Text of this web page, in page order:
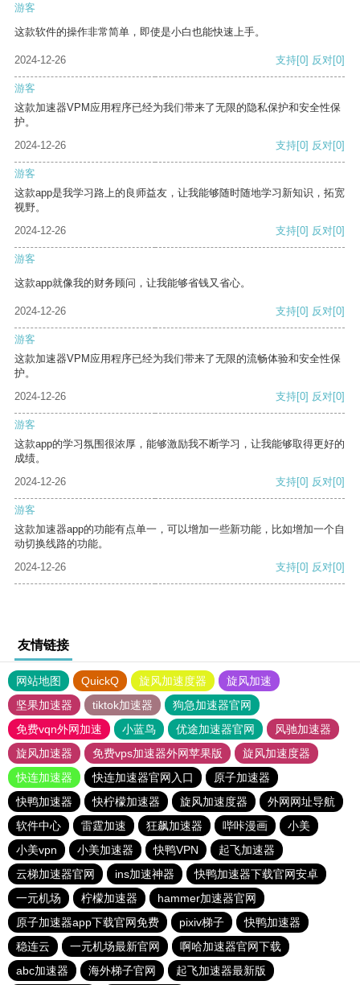
游客
这款软件的操作非常简单，即使是小白也能快速上手。
2024-12-26 支持[0] 反对[0]
游客
这款加速器VPM应用程序已经为我们带来了无限的隐私保护和安全性保
护。
2024-12-26
支持[0] 反对[0]
游客
这款app是我学习路上的良师益友，让我能够随时随地学习新知识，拓宽
视野。
2024-12-26
支持[0] 反对[0]
游客
这款app就像我的财务顾问，让我能够省钱又省心。
2024-12-26 支持[0] 反对[0]
游客
这款加速器VPM应用程序已经为我们带来了无限的流畅体验和安全性保
护。
2024-12-26
支持[0] 反对[0]
游客
这款app的学习氛围很浓厚，能够激励我不断学习，让我能够取得更好的
成绩。
2024-12-26
支持[0] 反对[0]
游客
这款加速器app的功能有点单一，可以增加一些新功能，比如增加一个自
动切换线路的功能。
2024-12-26
支持[0] 反对[0]
友情链接
网站地图 QuickQ 旋风加速度器
旋风加速
坚果加速器
tiktok加速器
狗急加速器官网
免费vqn外网加速
小蓝鸟 优途加速器官网
风驰加速器
旋风加速器
免费vps加速器外网苹果版
旋风加速度器
快连加速器
快连加速器官网入口
原子加速器
快鸭加速器
快柠檬加速器 旋风加速度器
外网网址导航
软件中心
雷霆加速 狂飙加速器 哔咔漫画
小美
小美vpn
小美加速器 快鸭VPN
起飞加速器
云梯加速器官网
ins加速神器
快鸭加速器下载官网安卓
一元机场
柠檬加速器
hammer加速器官网
原子加速器app下载官网免费
pixiv梯子
快鸭加速器
稳连云
一元机场最新官网
啊哈加速器官网下载
abc加速器
海外梯子官网 起飞加速器最新版